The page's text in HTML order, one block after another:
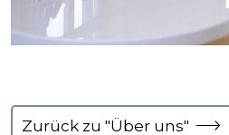
Zurück zu "Über uns"